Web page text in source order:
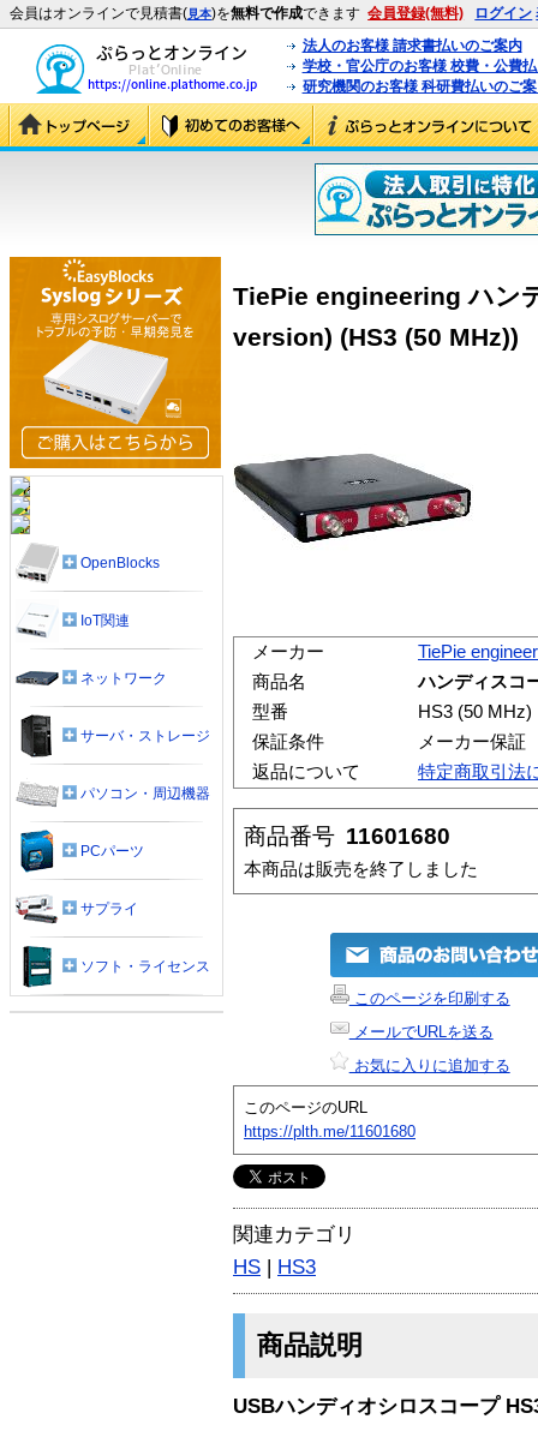
会員はオンラインで見積書(見本)を無料で作成できます 会員登録(無料) ログイン
法人のお客様 請求書払いのご案内
学校・官公庁のお客様 校費・公費
研究機関のお客様 科研費払いのご
TiePie engineering ハン
version) (HS3 (50 MHz))
メーカー
TiePie
商品名
ハンディスコ
型番
HS3 (50 MHz)
保証条件
メーカー保証
返品について
特定商取引法
商品番号 11601680
本商品は販売を終了しました
このページを印刷する
メールでURLを送る
お気に入りに追加する
このページのURL
https://plth.me/11601680
関連カテゴリ
HS | HS3
商品説明
USBハンディオシロスコープ
OpenBlocks
IoT関連
ネットワーク
サーバ・ストレージ
パソコン・周辺機器
PCパーツ
サプライ
ソフト・ライセンス